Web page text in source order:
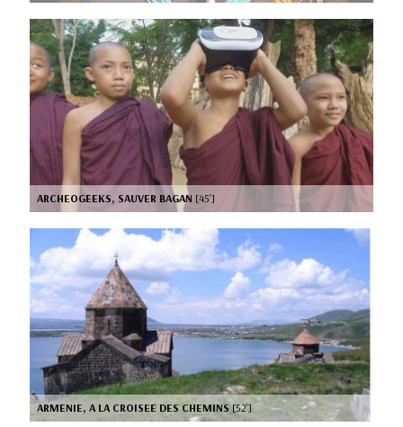
ARCHEOGEEKS, SAUVER BAGAN [45’]
ARMENIE, A LA CROISEE DES CHEMINS [52’]